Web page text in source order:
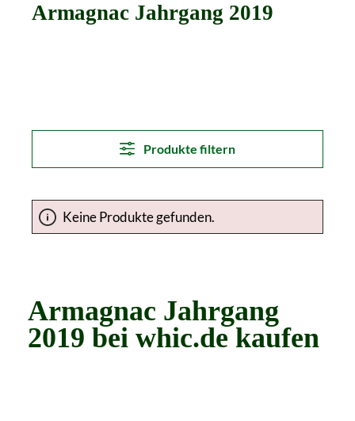
Armagnac Jahrgang 2019
Produkte filtern
Keine Produkte gefunden.
Armagnac Jahrgang
2019 bei whic.de kaufen